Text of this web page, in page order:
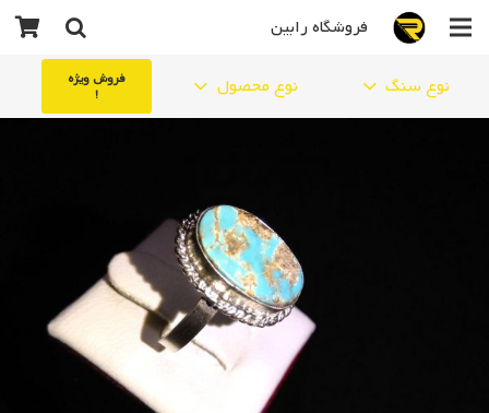
فروشگاه رابین
نوع سنگ نوع محصول
فروش ویژه
!